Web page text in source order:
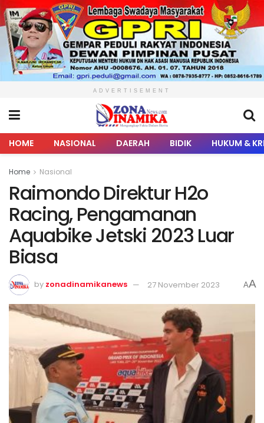
ADVERTISEMENT
HOME NASIONAL DAERAH BIDIK HUKUM &
Home Nasional
Raimondo Direktur H2o
Racing, Pengamanan
Aquabike Jetski 2023 Luar
Biasa
by zonadinamikanews 27 November 2023 AA